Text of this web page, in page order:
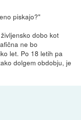
piskajo?"
dobo kot
ne bo
let. Po 18 letih pa
dolgem obdobju, je